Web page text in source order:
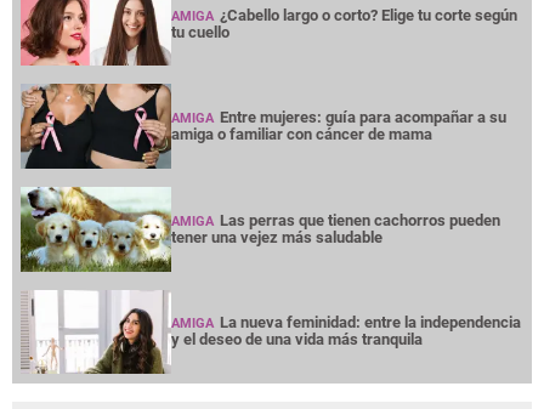
AMIGA ¿Cabello largo o corto? Elige tu corte según
tu cuello
AMIGA Entre mujeres: guía para acompañar a su
amiga o familiar con cáncer de mama
AMIGA Las perras que tienen cachorros pueden
tener una vejez más saludable
AMIGA La nueva feminidad: entre la independencia
y el deseo de una vida más tranquila